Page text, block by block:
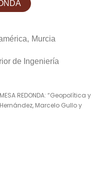
Murcia
de Ingeniería
REDONDA: “Geopolítica y
Marcelo Gullo y